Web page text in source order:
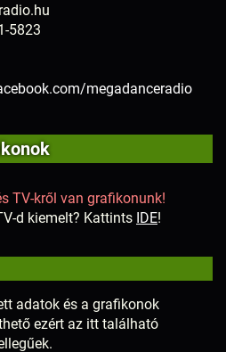
5823
megadanceradio
TV-kről van grafikonunk!
d kiemelt? Kattints IDE!
adatok és a grafikonok
ezért az itt található